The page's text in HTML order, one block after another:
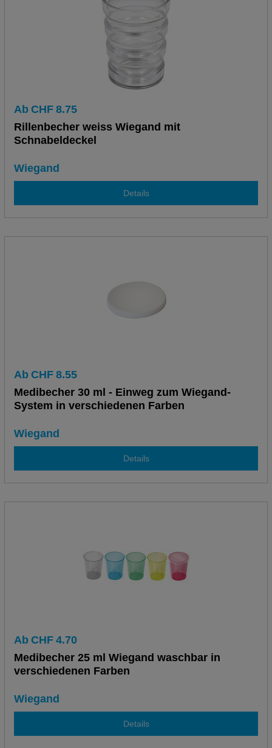
Ab CHF 8.75
Rillenbecher weiss Wiegand mit
Schnabeldeckel
Wiegand
Details
Ab CHF 8.55
Medibecher 30 ml - Einweg zum Wiegand-
System in verschiedenen Farben
Wiegand
Details
Ab CHF 4.70
Medibecher 25 ml Wiegand waschbar in
verschiedenen Farben
Wiegand
Details